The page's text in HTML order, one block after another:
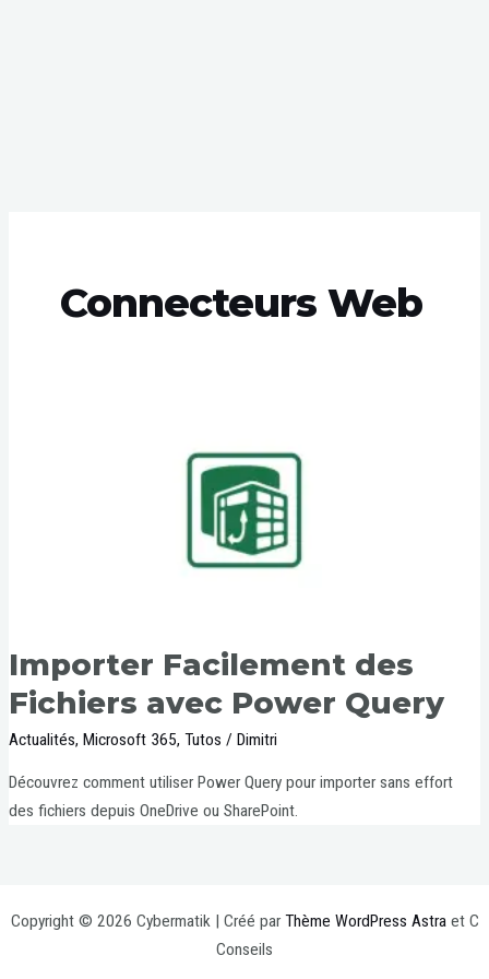
Connecteurs Web
Importer Facilement des
Fichiers avec Power Query
Actualités,Microsoft 365,Tutos /Dimitri
Découvrez comment utiliser Power Query pour importer sans effort
des fichiers depuis OneDrive ou SharePoint.
Copyright © 2026 Cybermatik | Créé par Thème WordPress Astraet C
Conseils